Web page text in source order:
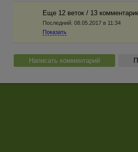
Еще 12 веток / 13
Последний: 08.05.2017 в 11:34
Показать
Написать комментарий